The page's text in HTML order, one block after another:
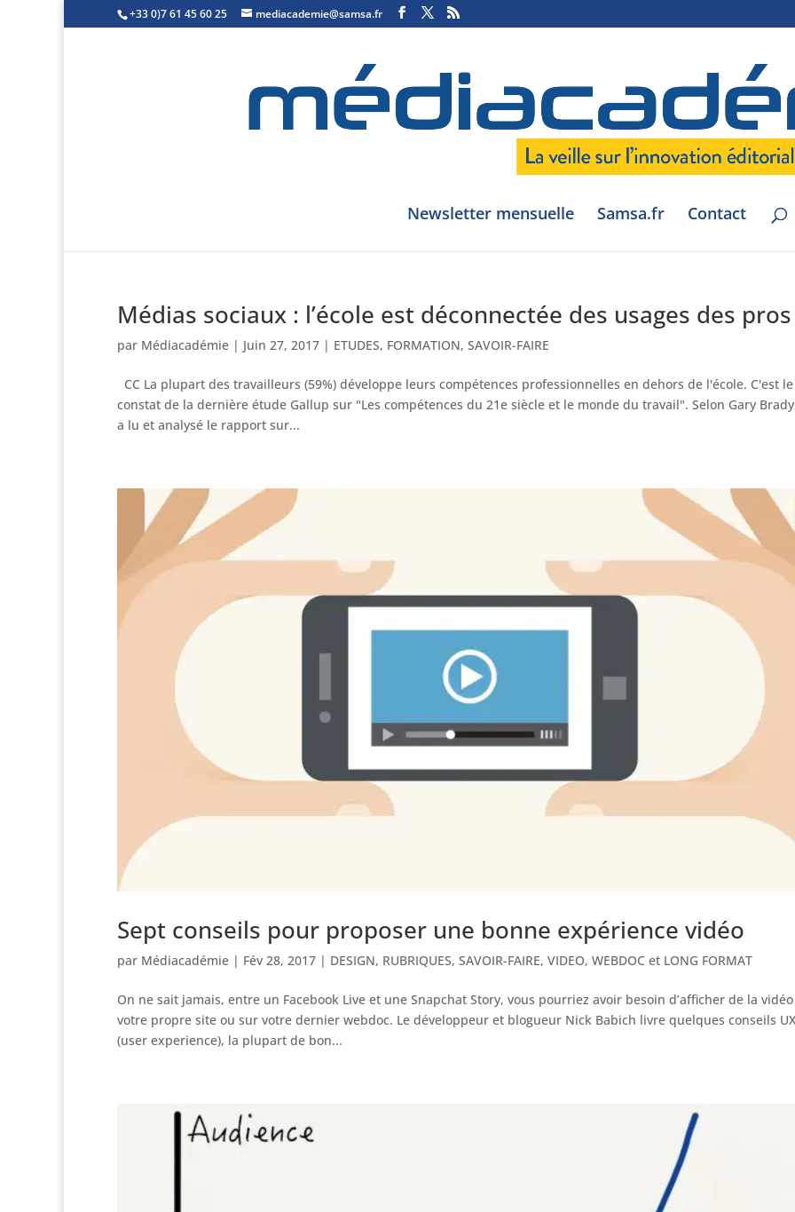
+33 0)7 61 45 60 25 mediacademie@samsa.fr
Newsletter mensuelle Samsa.fr Contact
Médias sociaux : l’école est déconnectée des usages des pros
par Médiacadémie | Juin 27, 2017 | ETUDES, FORMATION, SAVOIR-FAIRE
CC La plupart des travailleurs (59%) développe leurs compétences professionnelles en dehors de l'école. C'est le
constat de la dernière étude Gallup sur "Les compétences du 21e siècle et le monde du travail". Selon Gary
a lu et analysé le rapport sur...
Sept conseils pour proposer une bonne expérience vidéo
par Médiacadémie | Fév 28, 2017 | DESIGN, RUBRIQUES, SAVOIR-FAIRE, VIDEO, WEBDOC et LONG FORMAT
On ne sait jamais, entre un Facebook Live et une Snapchat Story, vous pourriez avoir besoin d’afficher de la
votre propre site ou sur votre dernier webdoc. Le développeur et blogueur Nick Babich livre quelques conseils UX
(user experience), la plupart de bon...